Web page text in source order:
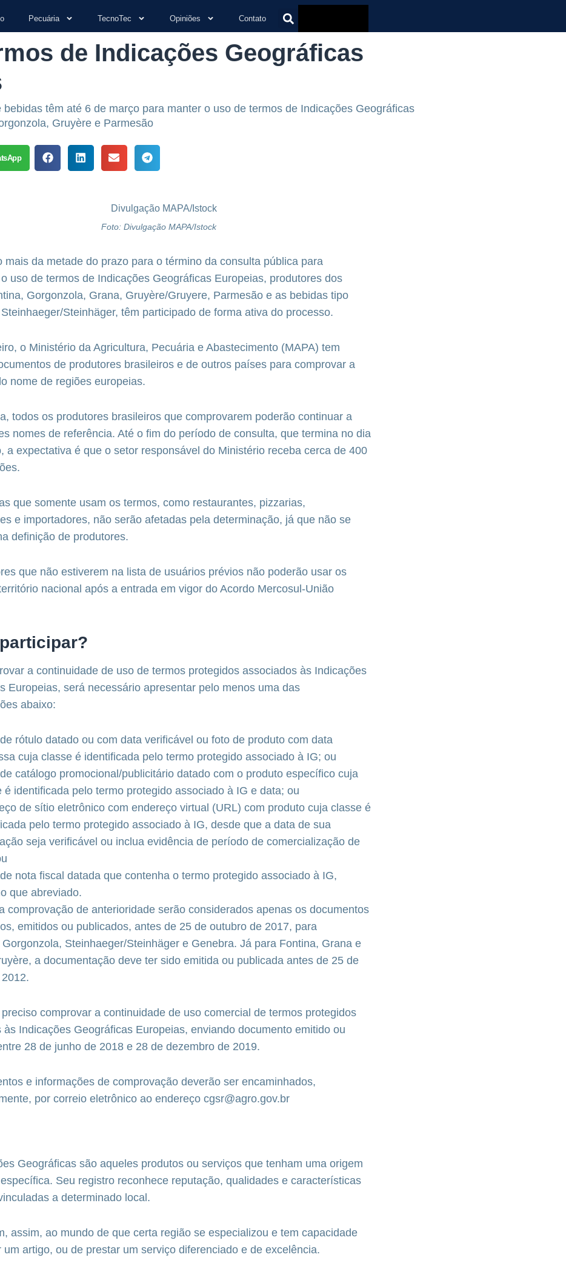
Pecuária TecnoTec Opiniões Contato
de Indicações Geográficas
têm até 6 de março para manter o uso de termos de Indicações Geográficas
Gruyère e Parmesão
Foto: Divulgação MAPA/Istock
mais da metade do prazo para o término da consulta pública para
uso de termos de Indicações Geográficas Europeias, produtores dos
Gorgonzola, Grana, Gruyère/Gruyere, Parmesão e as bebidas tipo
Steinhäger, têm participado de forma ativa do processo.
o Ministério da Agricultura, Pecuária e Abastecimento (MAPA) tem
de produtores brasileiros e de outros países para comprovar a
nome de regiões europeias.
todos os produtores brasileiros que comprovarem poderão continuar a
nomes de referência. Até o fim do período de consulta, que termina no dia
a expectativa é que o setor responsável do Ministério receba cerca de 400
que somente usam os termos, como restaurantes, pizzarias,
e importadores, não serão afetadas pela determinação, já que não se
definição de produtores.
que não estiverem na lista de usuários prévios não poderão usar os
nacional após a entrada em vigor do Acordo Mercosul-União
a continuidade de uso de termos protegidos associados às Indicações
Europeias, será necessário apresentar pelo menos uma das
abaixo:
rótulo datado ou com data verificável ou foto de produto com data
cuja classe é identificada pelo termo protegido associado à IG; ou
catálogo promocional/publicitário datado com o produto específico cuja
é identificada pelo termo protegido associado à IG e data; ou
de sítio eletrônico com endereço virtual (URL) com produto cuja classe é
pelo termo protegido associado à IG, desde que a data de sua
seja verificável ou inclua evidência de período de comercialização de
nota fiscal datada que contenha o termo protegido associado à IG,
que abreviado.
comprovação de anterioridade serão considerados apenas os documentos
emitidos ou publicados, antes de 25 de outubro de 2017, para
Steinhaeger/Steinhäger e Genebra. Já para Fontina, Grana e
a documentação deve ter sido emitida ou publicada antes de 25 de
comprovar a continuidade de uso comercial de termos protegidos
às Indicações Geográficas Europeias, enviando documento emitido ou
28 de junho de 2018 e 28 de dezembro de 2019.
e informações de comprovação deverão ser encaminhados,
por correio eletrônico ao endereço cgsr@agro.gov.br
Geográficas são aqueles produtos ou serviços que tenham uma origem
Seu registro reconhece reputação, qualidades e características
a determinado local.
assim, ao mundo de que certa região se especializou e tem capacidade
um artigo, ou de prestar um serviço diferenciado e de excelência.